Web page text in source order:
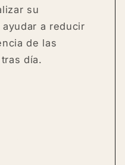
su
a reducir
de las
día.